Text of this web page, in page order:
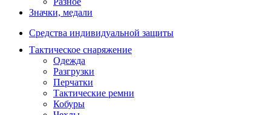
Значки, медали
Средства индивидуальной защиты
Тактическое снаряжение
Одежда
Разгрузки
Перчатки
Тактические ремни
Кобуры